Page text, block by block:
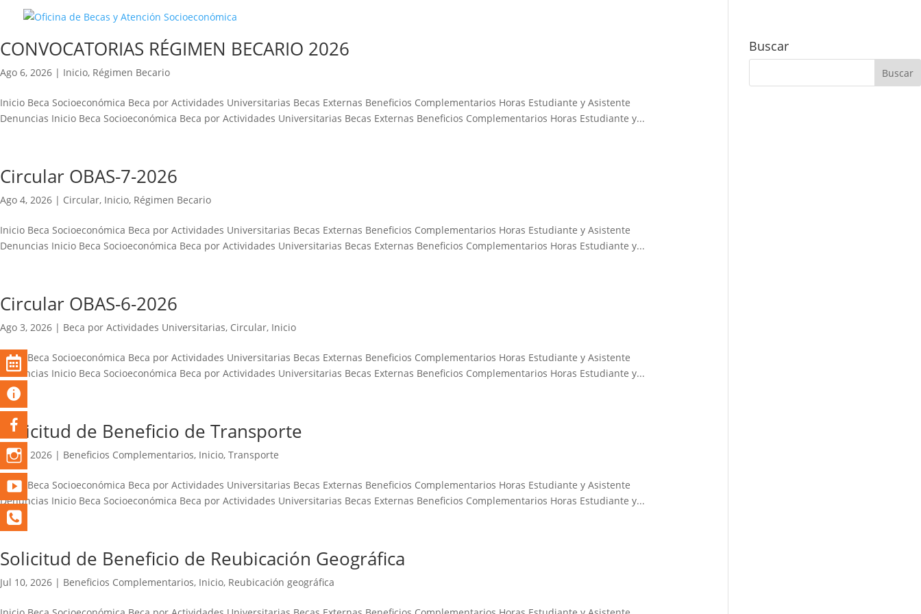
CONVOCATORIAS RÉGIMEN BECARIO 2026
Ago 6, 2026 | Inicio, Régimen Becario
Inicio Beca Socioeconómica Beca por Actividades Universitarias Becas Externas Beneficios Complementarios Horas Estudiante y Asistente
Denuncias Inicio Beca Socioeconómica Beca por Actividades Universitarias Becas Externas Beneficios Complementarios Horas Estudiante y...
Circular OBAS-7-2026
Ago 4, 2026 | Circular, Inicio, Régimen Becario
Inicio Beca Socioeconómica Beca por Actividades Universitarias Becas Externas Beneficios Complementarios Horas Estudiante y Asistente
Denuncias Inicio Beca Socioeconómica Beca por Actividades Universitarias Becas Externas Beneficios Complementarios Horas Estudiante y...
Circular OBAS-6-2026
Ago 3, 2026 | Beca por Actividades Universitarias, Circular, Inicio
Inicio Beca Socioeconómica Beca por Actividades Universitarias Becas Externas Beneficios Complementarios Horas Estudiante y Asistente
Denuncias Inicio Beca Socioeconómica Beca por Actividades Universitarias Becas Externas Beneficios Complementarios Horas Estudiante y...
Solicitud de Beneficio de Transporte
Jul 10, 2026 | Beneficios Complementarios, Inicio, Transporte
Inicio Beca Socioeconómica Beca por Actividades Universitarias Becas Externas Beneficios Complementarios Horas Estudiante y Asistente
Denuncias Inicio Beca Socioeconómica Beca por Actividades Universitarias Becas Externas Beneficios Complementarios Horas Estudiante y...
Solicitud de Beneficio de Reubicación Geográfica
Jul 10, 2026 | Beneficios Complementarios, Inicio, Reubicación geográfica
Buscar